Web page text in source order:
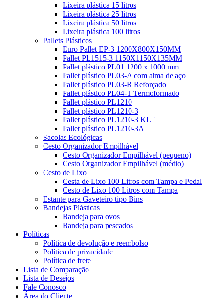
Lixeira plástica 15 litros
Lixeira plástica 25 litros
Lixeira plástica 50 litros
Lixeira plástica 100 litros
Pallets Plásticos
Euro Pallet EP-3 1200X800X150MM
Pallet PL1515-3 1150X1150X135MM
Pallet plástico PL01 1200 x 1000 mm
Pallet plástico PL03-A com alma de aço
Pallet plástico PL03-R Reforçado
Pallet plástico PL04-T Termoformado
Pallet plástico PL1210
Pallet plástico PL1210-3
Pallet plástico PL1210-3 KLT
Pallet plástico PL1210-3A
Sacolas Ecológicas
Cesto Organizador Empilhável
Cesto Organizador Empilhável (pequeno)
Cesto Organizador Empilhável (médio)
Cesto de Lixo
Cesta de Lixo 100 Litros com Tampa e Pedal
Cesto de Lixo 100 Litros com Tampa
Estante para Gaveteiro tipo Bins
Bandejas Plásticas
Bandeja para ovos
Bandeja para pescados
Políticas
Política de devolução e reembolso
Política de privacidade
Política de frete
Lista de Comparação
Lista de Desejos
Fale Conosco
Área do Cliente